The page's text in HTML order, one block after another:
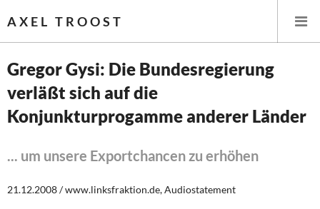
AXEL TROOST
Startseite
Themen
Leitlinien linker Wirtschafts- und Finanzpolitik
Wirtschaftspolitik
Gregor Gysi: Die Bundesregierung
verläßt sich auf die
Konjunkturprogamme anderer Länder
... um unsere Exportchancen zu erhöhen
21.12.2008 / www.linksfraktion.de, Audiostatement